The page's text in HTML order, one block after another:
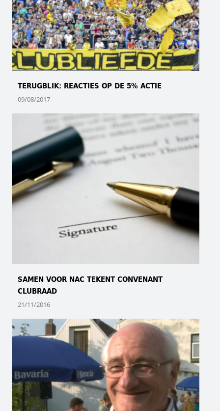
TERUGBLIK: REACTIES OP DE 5% ACTIE
09/08/2017
SAMEN VOOR NAC TEKENT CONVENANT
CLUBRAAD
21/11/2016